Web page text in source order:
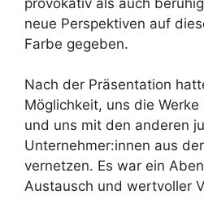
neue Perspektiven auf
Farbe gegeben.
Nach der Präsentation
Möglichkeit, uns die
und uns mit den anderen
Unternehmer:innen aus
vernetzen. Es war ein
Austausch und wertvoller